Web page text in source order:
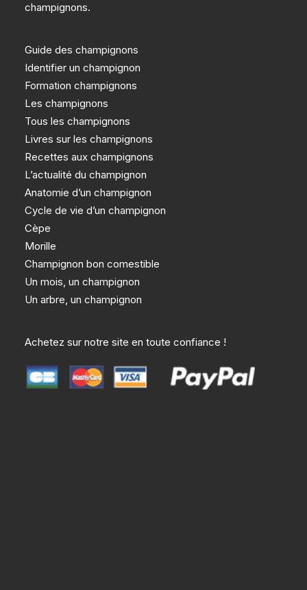
champignons.
Guide des champignons
Identifier un champignon
Formation champignons
Les champignons
Tous les champignons
Livres sur les champignons
Recettes aux champignons
L’actualité du champignon
Anatomie d’un champignon
Cycle de vie d’un champignon
Cèpe
Morille
Champignon bon comestible
Un mois, un champignon
Un arbre, un champignon
Achetez sur notre site en toute confiance !